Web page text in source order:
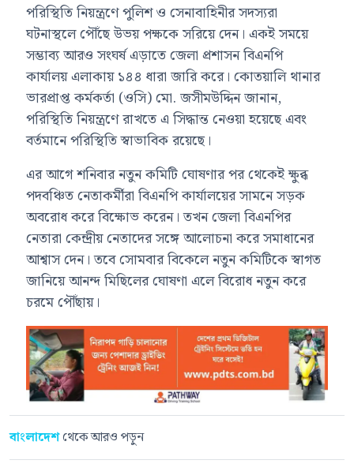
পরিস্থিতি নিয়ন্ত্রণে পুলিশ ও সেনাবাহিনীর সদস্যরা
ঘটনাস্থলে পৌঁছে উভয় পক্ষকে সরিয়ে দেন। একই সময়ে
সম্ভাব্য আরও সংঘর্ষ এড়াতে জেলা প্রশাসন বিএনপি
কার্যালয় এলাকায় ১৪৪ ধারা জারি করে। কোতয়ালি থানার
ভারপ্রাপ্ত কর্মকর্তা (ওসি) মো. জসীমউদ্দিন জানান,
পরিস্থিতি নিয়ন্ত্রণে রাখতে এ সিদ্ধান্ত নেওয়া হয়েছে এবং
বর্তমানে পরিস্থিতি স্বাভাবিক রয়েছে।
এর আগে শনিবার নতুন কমিটি ঘোষণার পর থেকেই ক্ষুব্ধ
পদবঞ্চিত নেতাকর্মীরা বিএনপি কার্যালয়ের সামনে সড়ক
অবরোধ করে বিক্ষোভ করেন। তখন জেলা বিএনপির
নেতারা কেন্দ্রীয় নেতাদের সঙ্গে আলোচনা করে সমাধানের
আশ্বাস দেন। তবে সোমবার বিকেলে নতুন কমিটিকে স্বাগত
জানিয়ে আনন্দ মিছিলের ঘোষণা এলে বিরোধ নতুন করে
চরমে পৌঁছায়।
বাংলাদেশথেকে আরও পড়ুন